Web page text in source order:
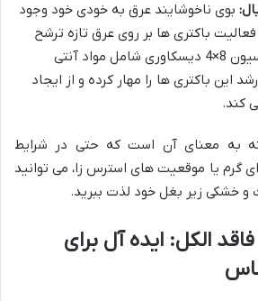
بوی ناخوشایند عرق به خودی خود وجود
فعالیت باکتری ها بر روی عرق تازه ترشح
شده است. فرمولاسیون 8×4 دیسکاوری شامل مواد آنتی
این باکتری ها را مهار کرده و از ایجاد
کند.
48 ساعته به معنای آن است که حتی در شرایط
گرم یا موقعیت های استرس زا، می توانید
و خشکی زیر بغل خود لذت ببرید.
الکل: ایده آل برای